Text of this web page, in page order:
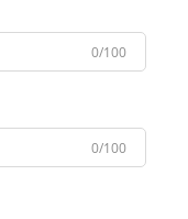
0/100
0/100